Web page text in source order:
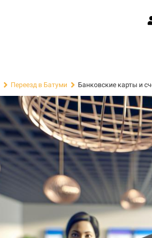
Переезд в Батуми Банковские карты и